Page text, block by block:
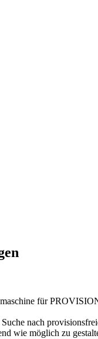
für
Suche nach
wie möglich zu